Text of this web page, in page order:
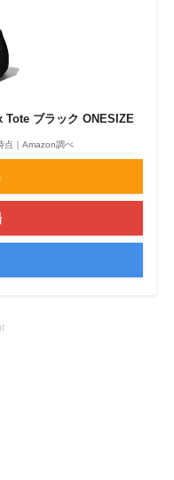
Tote ブラック ONESIZE
｜Amazon調べ